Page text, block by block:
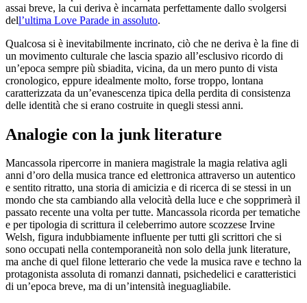
assai breve, la cui deriva è incarnata perfettamente dallo svolgersi
dell’ultima Love Parade in assoluto.
Qualcosa si è inevitabilmente incrinato, ciò che ne deriva è la fine di
un movimento culturale che lascia spazio all’esclusivo ricordo di
un’epoca sempre più sbiadita, vicina, da un mero punto di vista
cronologico, eppure idealmente molto, forse troppo, lontana
caratterizzata da un’evanescenza tipica della perdita di consistenza
delle identità che si erano costruite in quegli stessi anni.
Analogie con la junk literature
Mancassola ripercorre in maniera magistrale la magia relativa agli
anni d’oro della musica trance ed elettronica attraverso un autentico
e sentito ritratto, una storia di amicizia e di ricerca di se stessi in un
mondo che sta cambiando alla velocità della luce e che sopprimerà il
passato recente una volta per tutte. Mancassola ricorda per tematiche
e per tipologia di scrittura il celeberrimo autore scozzese Irvine
Welsh, figura indubbiamente influente per tutti gli scrittori che si
sono occupati nella contemporaneità non solo della junk literature,
ma anche di quel filone letterario che vede la musica rave e techno la
protagonista assoluta di romanzi dannati, psichedelici e caratteristici
di un’epoca breve, ma di un’intensità ineguagliabile.